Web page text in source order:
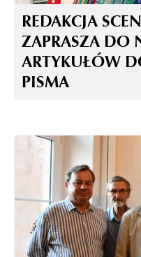
REDAKCJA
ZAPRASZA DO
ARTYKUŁÓW
PISMA